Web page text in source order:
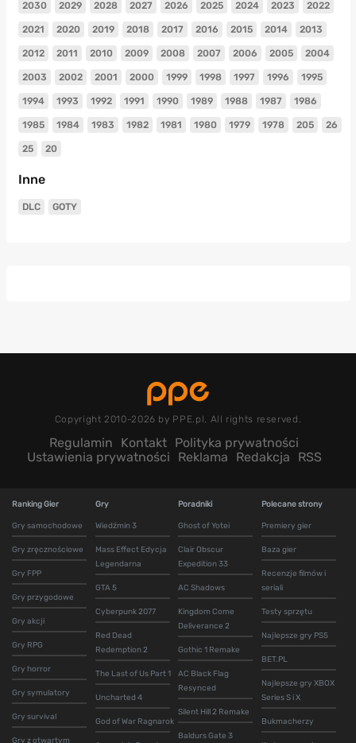
2030 2029 2028 2027 2026 2025 2024 2023 2022
2021 2020 2019 2018 2017 2016 2015 2014 2013
2012 2011 2010 2009 2008 2007 2006 2005 2004
2003 2002 2001 2000 1999 1998 1997 1996 1995
1994 1993 1992 1991 1990 1989 1988 1987 1986
1985 1984 1983 1982 1981 1980 1979 1978 205 26
25 20
Inne
DLC GOTY
Copyright 2010-2026 by PPE.pl. All rights reserved.
Regulamin Kontakt Polityka prywatności
Ustawienia prywatności
Reklama Redakcja RSS
Ranking Gier
Gry samochodowe
Gry zręcznościowe
Gry FPP
Gry przygodowe
Gry akcji
Gry RPG
Gry horror
Gry symulatory
Gry survival
Gry z otwartym
Gry
Wiedźmin 3
Mass Effect Edycja
Legendarna
GTA 5
Cyberpunk 2077
Red Dead
Redemption 2
The Last of Us Part 1
Uncharted 4
God of War Ragnarok
Poradniki
Ghost of Yotei
Clair Obscur
Expedition 33
AC Shadows
Kingdom Come
Deliverance 2
Gothic 1 Remake
AC Black Flag
Resynced
Silent Hill 2 Remake
Baldurs Gate 3
Polecane strony
Premiery gier
Baza gier
Recenzje filmów i
seriali
Testy sprzętu
Najlepsze gry PS5
BET.PL
Najlepsze gry XBOX
Series S i X
Bukmacherzy